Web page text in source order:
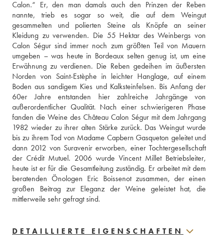
Calon.“ Er, den man damals auch den Prinzen der Reben
nannte, trieb es sogar so weit, die auf dem Weingut
gesammelten und polierten Steine als Knöpfe an seiner
Kleidung zu verwenden. Die 55 Hektar des Weinbergs von
Calon Ségur sind immer noch zum größten Teil von Mauern
umgeben – was heute in Bordeaux selten genug ist, um eine
Erwähnung zu verdienen. Die Reben gedeihen im äußersten
Norden von Saint-Estèphe in leichter Hanglage, auf einem
Boden aus sandigem Kies und Kalksteinfelsen. Bis Anfang der
60er Jahre entstanden hier zahlreiche Jahrgänge von
außerordentlicher Qualität. Nach einer schwierigeren Phase
fanden die Weine des Château Calon Ségur mit dem Jahrgang
1982 wieder zu ihrer alten Stärke zurück. Das Weingut wurde
bis zu ihrem Tod von Madame Capbern Gasqueton geleitet und
dann 2012 von Suravenir erworben, einer Tochtergesellschaft
der Crédit Mutuel. 2006 wurde Vincent Millet Betriebsleiter,
heute ist er für die Gesamtleitung zuständig. Er arbeitet mit dem
beratenden Önologen Eric Boissenot zusammen, der einen
großen Beitrag zur Eleganz der Weine geleistet hat, die
mittlerweile sehr gefragt sind.
DETAILLIERTE EIGENSCHAFTEN